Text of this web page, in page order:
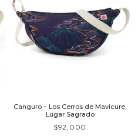
Canguro – Los Cerros de Mavicure,
Lugar Sagrado
$92,000